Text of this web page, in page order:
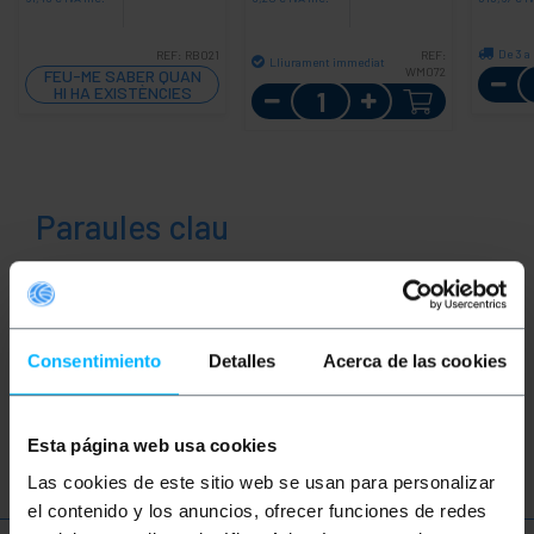
Consentimiento Detalles Acerca de las cookies
Esta página web usa cookies
Las cookies de este sitio web se usan para personalizar
el contenido y los anuncios, ofrecer funciones de redes
REF: RB021
FEU-ME SABER QUAN
HI HA EXISTÈNCIES
Lliurament immediat
REF:
WM072
Quantitat
De 3
Paraules clau
No has trobat el que buscaves? Aquests
temes us poden ajudar
col·legis escoles empreses